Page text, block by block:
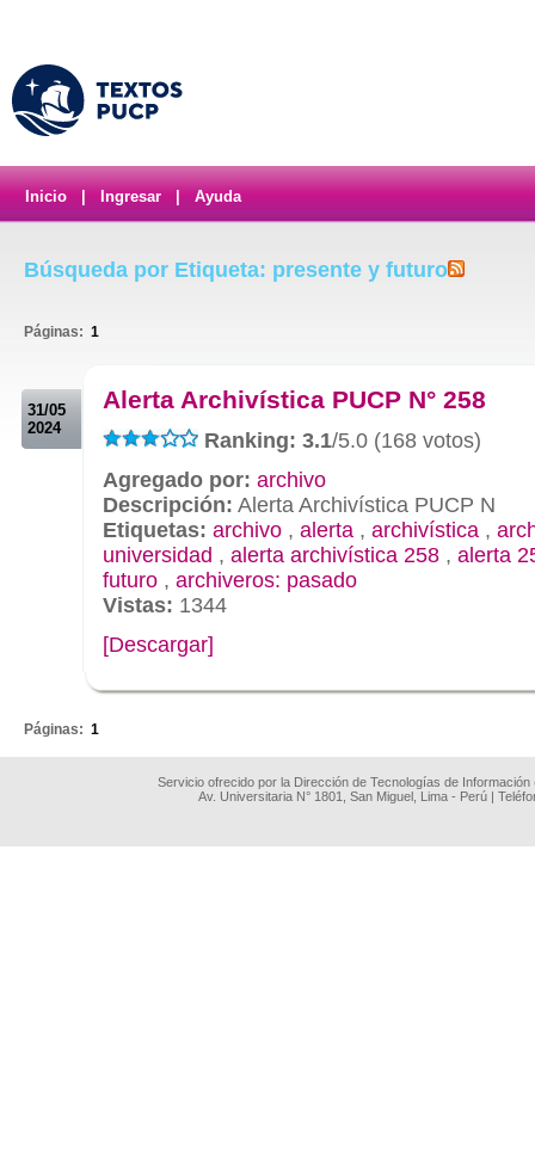
Inicio Ingresar Ayuda
Búsqueda por Etiqueta: presente y futuro
Páginas: 1
31/05
2024
Alerta Archivística PUCP N° 258
Ranking: 3.1/5.0 (168 votos)
Agregado por: archivo
Descripción: Alerta Archivística PUCP N
Etiquetas: archivo , alerta , archivística ,
universidad , alerta archivística 258 , alerta
futuro , archiveros: pasado
Vistas: 1344
[Descargar]
Páginas: 1
Servicio ofrecido por la Dirección de Tecnologías de
Av. Universitaria N° 1801, San Miguel, Lima - Perú |